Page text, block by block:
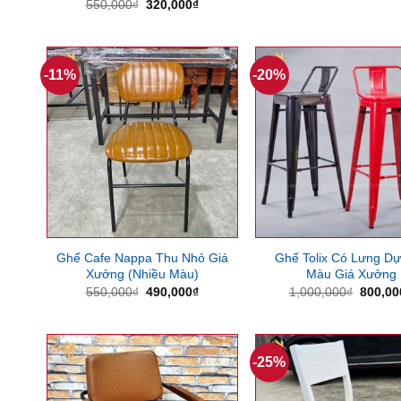
550,000₫ Giá
320,000₫Giá
320,000₫.
-11%
Ghế Cafe Nappa Thu Nhỏ Giá
Xưởng (Nhiều Màu)
550,000₫ Giá
490,000₫Giá
490,000₫.
-20%
Ghế Tolix Có Lưng
Màu Giá Xưởng
1,000,000₫ Giá
-25%